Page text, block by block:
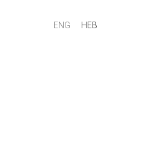
HEB
ENG